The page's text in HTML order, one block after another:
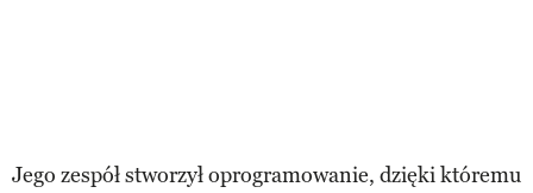
Jego zespół stworzył oprogramowanie, dzięki któremu